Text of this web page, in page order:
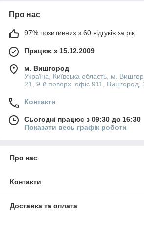
Про нас
97% позитивних з 60 відгуків за рік
Працює з 15.12.2009
м. Вишгород
Україна, Київська область, м.
21, 9-й поверх, офіс 911, Вишгород,
Контакти
Сьогодні працює з 09:30 до 16:30
Показати весь графік роботи
Про нас
Контакти
Доставка та оплата